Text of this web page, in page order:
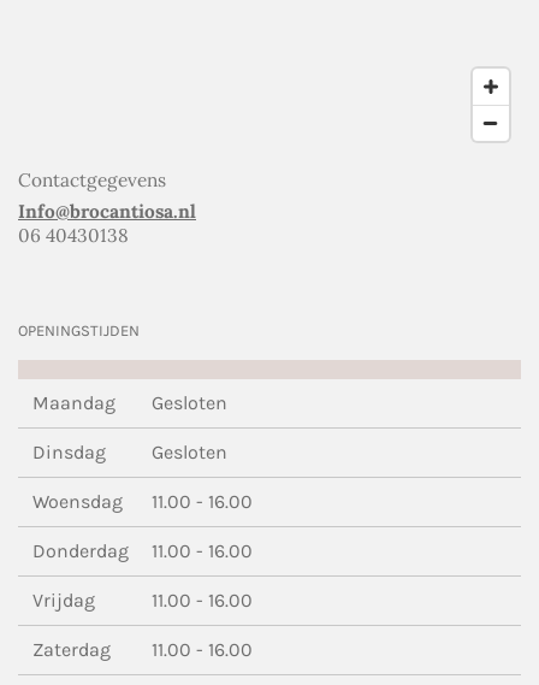
Contactgegevens
Info@brocantiosa.nl
06 40430138
OPENINGSTIJDEN
Maandag Gesloten
Dinsdag Gesloten
Woensdag 11.00 - 16.00
Donderdag 11.00 - 16.00
Vrijdag 11.00 - 16.00
Zaterdag 11.00 - 16.00